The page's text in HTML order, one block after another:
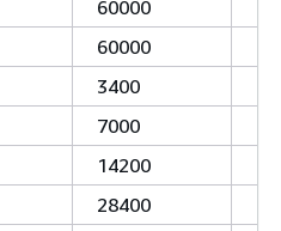
60000
60000
3400
7000
14200
28400